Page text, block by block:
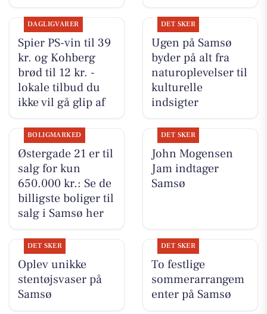
DAGLIGVARER
Spier PS-vin til 39
kr. og Kohberg
brød til 12 kr. -
lokale tilbud du
ikke vil gå glip af
DET SKER
Ugen på Samsø
byder på alt fra
naturoplevelser til
kulturelle
indsigter
BOLIGMARKED
Østergade 21 er til
salg for kun
650.000 kr.: Se de
billigste boliger til
salg i Samsø her
DET SKER
John Mogensen
Jam indtager
Samsø
DET SKER
Oplev unikke
stentøjsvaser på
Samsø
DET SKER
To festlige
sommerarrangem
enter på Samsø